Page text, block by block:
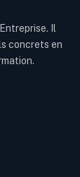
Il
concrets en